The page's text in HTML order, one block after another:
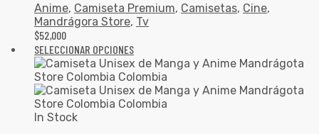
Anime, Camiseta Premium, Camisetas, Cine,
Mandrágora Store, Tv
$52,000
SELECCIONAR OPCIONES
In Stock